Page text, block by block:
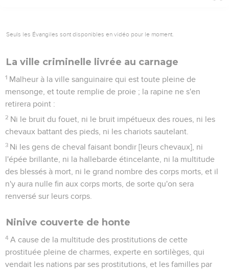
Seuls les Évangiles sont disponibles en vidéo pour le moment.
La ville criminelle livrée au carnage
1 Malheur à la ville sanguinaire qui est toute pleine de
mensonge, et toute remplie de proie ; la rapine ne s'en
retirera point :
2 Ni le bruit du fouet, ni le bruit impétueux des roues, ni les
chevaux battant des pieds, ni les chariots sautelant.
3 Ni les gens de cheval faisant bondir [leurs chevaux], ni
l'épée brillante, ni la hallebarde étincelante, ni la multitude
des blessés à mort, ni le grand nombre des corps morts, et il
n'y aura nulle fin aux corps morts, de sorte qu'on sera
renversé sur leurs corps.
Ninive couverte de honte
4 A cause de la multitude des prostitutions de cette
prostituée pleine de charmes, experte en sortilèges, qui
vendait les nations par ses prostitutions, et les familles par